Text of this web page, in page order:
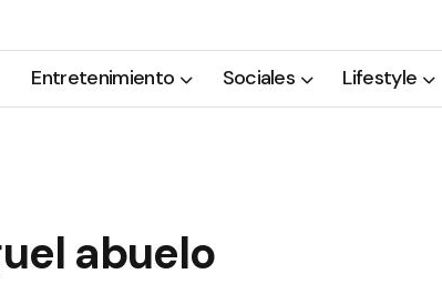
Entretenimiento Sociales Lifestyle
abuelo